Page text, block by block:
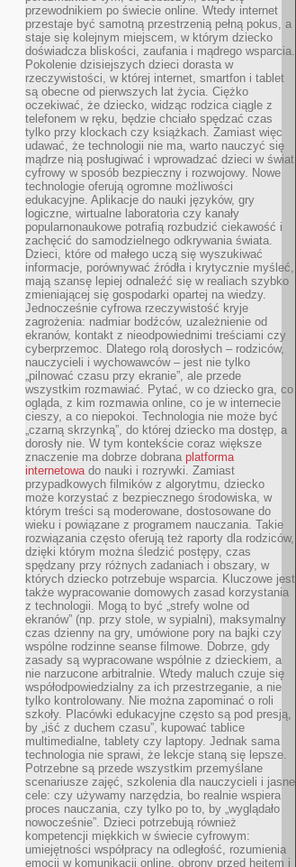
przewodnikiem po świecie online. Wtedy internet
przestaje być samotną przestrzenią pełną pokus, a
staje się kolejnym miejscem, w którym dziecko
doświadcza bliskości, zaufania i mądrego wsparcia.
Pokolenie dzisiejszych dzieci dorasta w
rzeczywistości, w której internet, smartfon i tablet
są obecne od pierwszych lat życia. Ciężko
oczekiwać, że dziecko, widząc rodzica ciągle z
telefonem w ręku, będzie chciało spędzać czas
tylko przy klockach czy książkach. Zamiast więc
udawać, że technologii nie ma, warto nauczyć się
mądrze nią posługiwać i wprowadzać dzieci w świat
cyfrowy w sposób bezpieczny i rozwojowy. Nowe
technologie oferują ogromne możliwości
edukacyjne. Aplikacje do nauki języków, gry
logiczne, wirtualne laboratoria czy kanały
popularnonaukowe potrafią rozbudzić ciekawość i
zachęcić do samodzielnego odkrywania świata.
Dzieci, które od małego uczą się wyszukiwać
informacje, porównywać źródła i krytycznie myśleć,
mają szansę lepiej odnaleźć się w realiach szybko
zmieniającej się gospodarki opartej na wiedzy.
Jednocześnie cyfrowa rzeczywistość kryje
zagrożenia: nadmiar bodźców, uzależnienie od
ekranów, kontakt z nieodpowiednimi treściami czy
cyberprzemoc. Dlatego rolą dorosłych – rodziców,
nauczycieli i wychowawców – jest nie tylko
„pilnować czasu przy ekranie”, ale przede
wszystkim rozmawiać. Pytać, w co dziecko gra, co
ogląda, z kim rozmawia online, co je w internecie
cieszy, a co niepokoi. Technologia nie może być
„czarną skrzynką”, do której dziecko ma dostęp, a
dorosły nie. W tym kontekście coraz większe
znaczenie ma dobrze dobrana platforma
internetowado nauki i rozrywki. Zamiast
przypadkowych filmików z algorytmu, dziecko
może korzystać z bezpiecznego środowiska, w
którym treści są moderowane, dostosowane do
wieku i powiązane z programem nauczania. Takie
rozwiązania często oferują też raporty dla rodziców,
dzięki którym można śledzić postępy, czas
spędzany przy różnych zadaniach i obszary, w
których dziecko potrzebuje wsparcia. Kluczowe jest
także wypracowanie domowych zasad korzystania
z technologii. Mogą to być „strefy wolne od
ekranów” (np. przy stole, w sypialni), maksymalny
czas dzienny na gry, umówione pory na bajki czy
wspólne rodzinne seanse filmowe. Dobrze, gdy
zasady są wypracowane wspólnie z dzieckiem, a
nie narzucone arbitralnie. Wtedy maluch czuje się
współodpowiedzialny za ich przestrzeganie, a nie
tylko kontrolowany. Nie można zapominać o roli
szkoły. Placówki edukacyjne często są pod presją,
by „iść z duchem czasu”, kupować tablice
multimedialne, tablety czy laptopy. Jednak sama
technologia nie sprawi, że lekcje staną się lepsze.
Potrzebne są przede wszystkim przemyślane
scenariusze zajęć, szkolenia dla nauczycieli i jasne
cele: czy używamy narzędzia, bo realnie wspiera
proces nauczania, czy tylko po to, by „wyglądało
nowocześnie”. Dzieci potrzebują również
kompetencji miękkich w świecie cyfrowym:
umiejętności współpracy na odległość, rozumienia
emocji w komunikacji online, obrony przed hejtem i